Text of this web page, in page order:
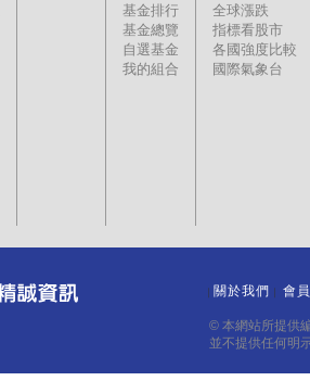
基金排行
基金總覽
自選基金
我的組合
全球漲跌
指標看股市
各國強度比較
國際氣象台
關於我們 會
© 本網站所提供
並不提供任何明